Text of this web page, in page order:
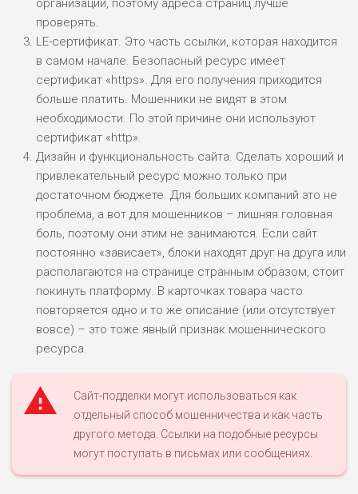
проверять.
LE-сертификат. Это часть ссылки, которая находится
в самом начале. Безопасный ресурс имеет
сертификат «https». Для его получения приходится
больше платить. Мошенники не видят в этом
необходимости. По этой причине они используют
сертификат «http».
Дизайн и функциональность сайта. Сделать хороший и
привлекательный ресурс можно только при
достаточном бюджете. Для больших компаний это не
проблема, а вот для мошенников – лишняя головная
боль, поэтому они этим не занимаются. Если сайт
постоянно «зависает», блоки находят друг на друга или
располагаются на странице странным образом, стоит
покинуть платформу. В карточках товара часто
повторяется одно и то же описание (или отсутствует
вовсе) – это тоже явный признак мошеннического
ресурса.
Сайт-подделки могут использоваться как
отдельный способ мошенничества и как часть
другого метода. Ссылки на подобные ресурсы
могут поступать в письмах или сообщениях.